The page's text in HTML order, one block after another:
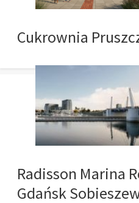
Cukrownia
Radisson Marina
Gdańsk